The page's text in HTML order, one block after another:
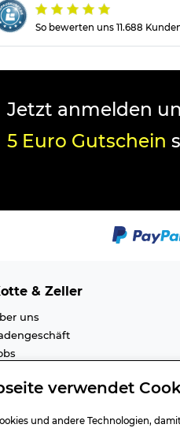
verwendet
und andere Technologien,
So bewerten uns 11.688
Jetzt anmelden
5 Euro Gutschein
& Zeller
uns